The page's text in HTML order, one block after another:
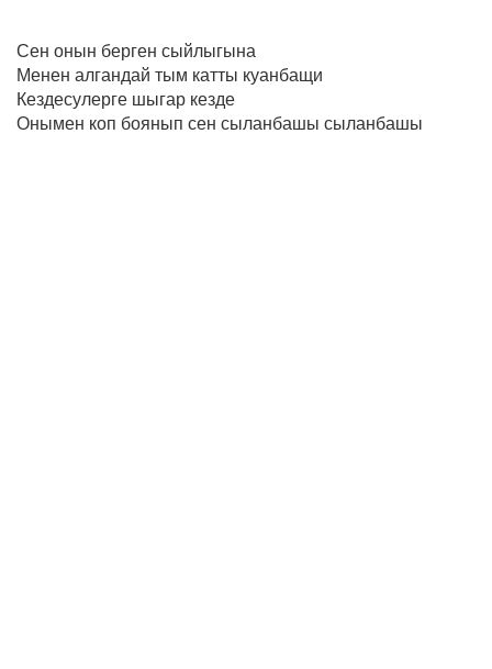
Сен онын берген сыйлыгына
Менен алгандай тым катты куанбащи
Кездесулерге шыгар кезде
Онымен коп боянып сен сыланбашы сыланбашы